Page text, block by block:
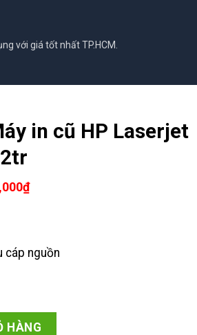
với giá tốt nhất TP.HCM.
in cũ HP Laserjet
₫Giá
hiện
cáp nguồn
HÀNG